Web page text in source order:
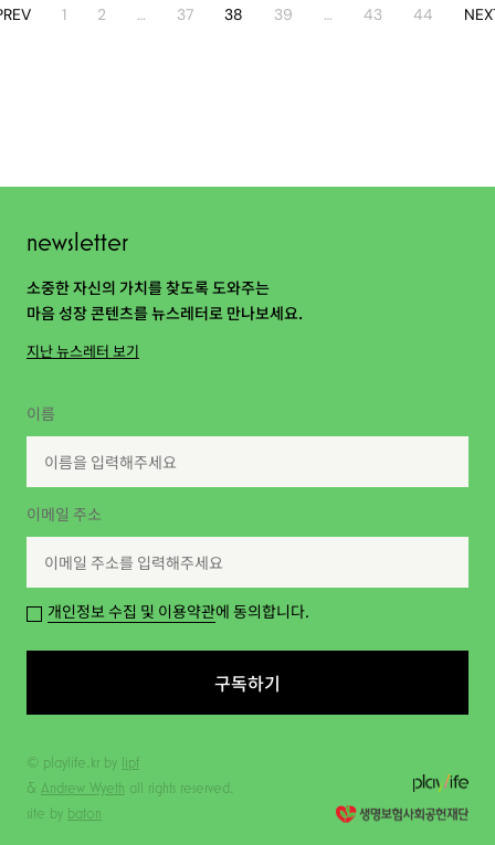
1 2 … 37 38 39 … 43 44
newsletter
소중한 자신의 가치를 찾도록 도와주는
마음 성장 콘텐츠를 뉴스레터로 만나보세요.
지난 뉴스레터 보기
이름
이메일 주소
개인정보 수집 및 이용약관에 동의합니다.
구독하기
© playlife.kr by lipf
& Andrew Wyeth all rights reserved.
site by baton